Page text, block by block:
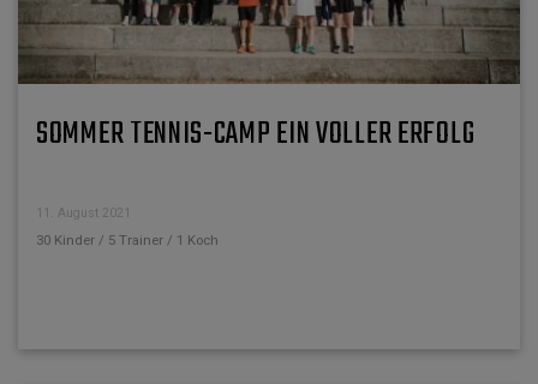
SOMMER TENNIS-CAMP EIN VOLLER ERFOLG
11. August 2021
30 Kinder / 5 Trainer / 1 Koch